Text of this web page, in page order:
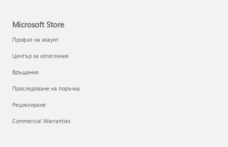
Microsoft Store
Профил на акаунт
Център за изтегляния
Връщания
Проследяване на поръчка
Рециклиране
Commercial Warranties